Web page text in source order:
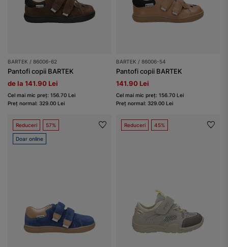
BARTEK / 86006-62
Pantofi copii BARTEK
de la 141.90 Lei
Cel mai mic preț: 156.70 Lei
Preț normal: 329.00 Lei
BARTEK / 86006-54
Pantofi copii BARTEK
141.90 Lei
Cel mai mic preț: 156.70 Lei
Preț normal: 329.00 Lei
Reduceri 57%
Doar online
Reduceri 45%